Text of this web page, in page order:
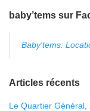
baby’tems sur
Baby'tems:
Articles récents
Le Quartier